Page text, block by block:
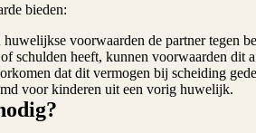
bieden:
voorwaarden de partner tegen
schulden heeft, kunnen voorwaarden dit
dat dit vermogen bij scheiding
voor kinderen uit een vorig huwelijk.